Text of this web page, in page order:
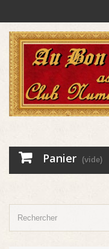
Panier (vide)